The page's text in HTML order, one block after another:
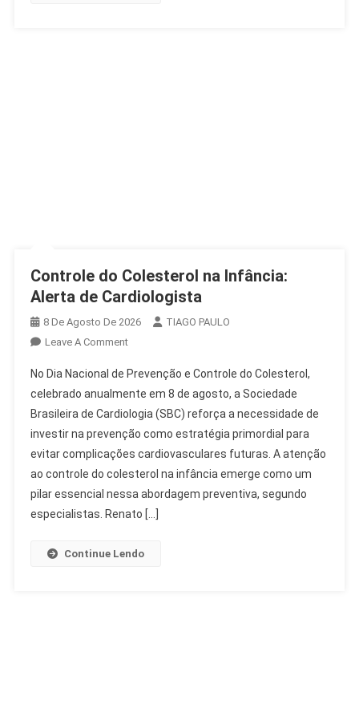
Controle do Colesterol na Infância:
Alerta de Cardiologista
8 De Agosto De 2026
TIAGO PAULO
Leave A CommentOn
Do
Colesterol
Na
Infância:
Alerta
De
Cardiologista
No Dia Nacional de Prevenção e Controle do Colesterol,
celebrado anualmente em 8 de agosto, a Sociedade
Brasileira de Cardiologia (SBC) reforça a necessidade de
investir na prevenção como estratégia primordial para
evitar complicações cardiovasculares futuras. A atenção
ao controle do colesterol na infância emerge como um
pilar essencial nessa abordagem preventiva, segundo
especialistas. Renato […]
Continue Lendo